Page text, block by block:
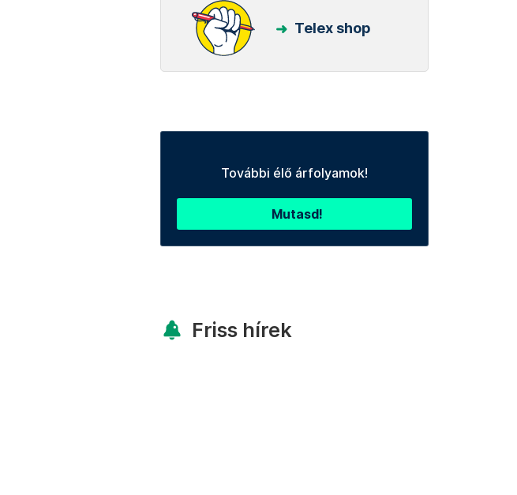
Telex shop
További élő árfolyamok!
Mutasd!
Friss hírek